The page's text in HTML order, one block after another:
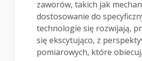
zaworów, takich jak
dostosowanie do
technologie się rozwijają,
się ekscytująco, z
pomiarowych, które